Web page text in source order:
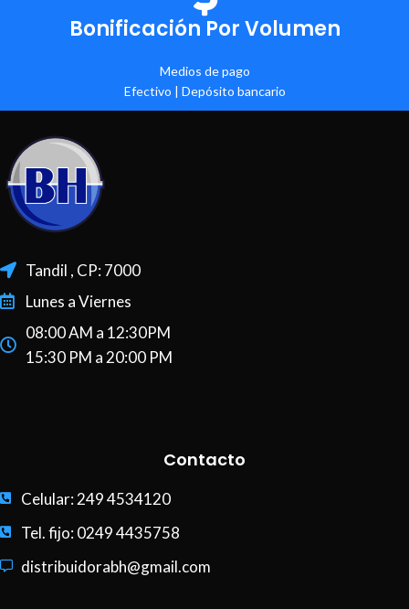
Bonificación Por Volumen
Medios de pago
Efectivo | Depósito bancario
Tandil , CP: 7000
Lunes a Viernes
08:00 AM a 12:30PM
15:30 PM a 20:00 PM
Contacto
Celular: 249 4534120
Tel. fijo: 0249 4435758
distribuidorabh@gmail.com